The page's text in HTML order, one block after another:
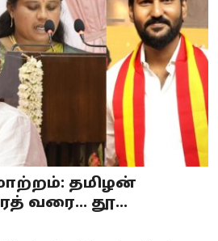
தமிழன்
வரை... தூ...